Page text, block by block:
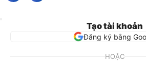
Tạo tài khoản
Đăng ký bằng
HOẶC